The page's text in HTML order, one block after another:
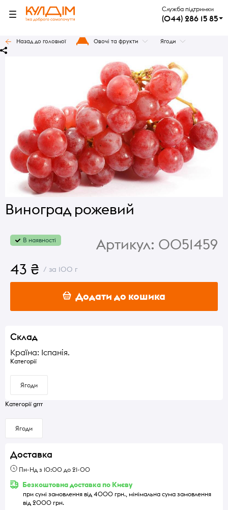
Служба підтримки
(044) 286 15 85
Назад до головної Овочі та фрукти Ягоди
Виноград рожевий
В наявності Артикул: 0051459
43 ₴ / за 100 г
Додати до кошика
Склад
Країна: Іспанія.
Категорії
Ягоди
Категорії grrr
Ягоди
Доставка
Пн-Нд з 10:00 до 21-00
Безкоштовна доставка по Києву
при сумі замовлення від 4000 грн., мінімальна сума замовлення
від 2000 грн.